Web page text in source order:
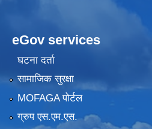
eGov services
घटना दर्ता
सामाजिक सुरक्षा
MOFAGA पोर्टल
ग्रुप एस.एम.एस.